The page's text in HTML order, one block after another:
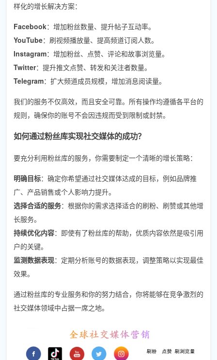
样化的增长解决方案：
Facebook：增加粉丝数量、提升帖子互动率。
YouTube：刷视频播放量、提高频道订阅人数。
Instagram：增加粉丝、点赞、评论和故事浏览量。
Twitter：提升推文点赞、转发和关注者数量。
Telegram：扩大频道成员规模，增加消息阅读量。
我们的服务不仅高效，而且安全可靠。所有操作均遵循各平台的
规则，确保你的账号不会因违规而受到限制或封禁。
如何通过粉丝库实现社交媒体的成功？
要充分利用粉丝库的服务，你需要制定一个清晰的增长策略：
明确目标：确定你希望通过社交媒体达成的目标，例如品牌推
广、产品销售或个人影响力提升。
选择合适的服务：根据你的需求选择适合的刷粉、刷赞或其他增
长服务。
持续优化内容：即使有了粉丝库的帮助，优质内容依然是吸引用
户的关键。
监测数据表现：定期分析账号的数据表现，调整策略以实现最佳
效果。
通过粉丝库的专业服务和你的努力结合，你将能够在竞争激烈的
社交媒体领域中占据一席之地。